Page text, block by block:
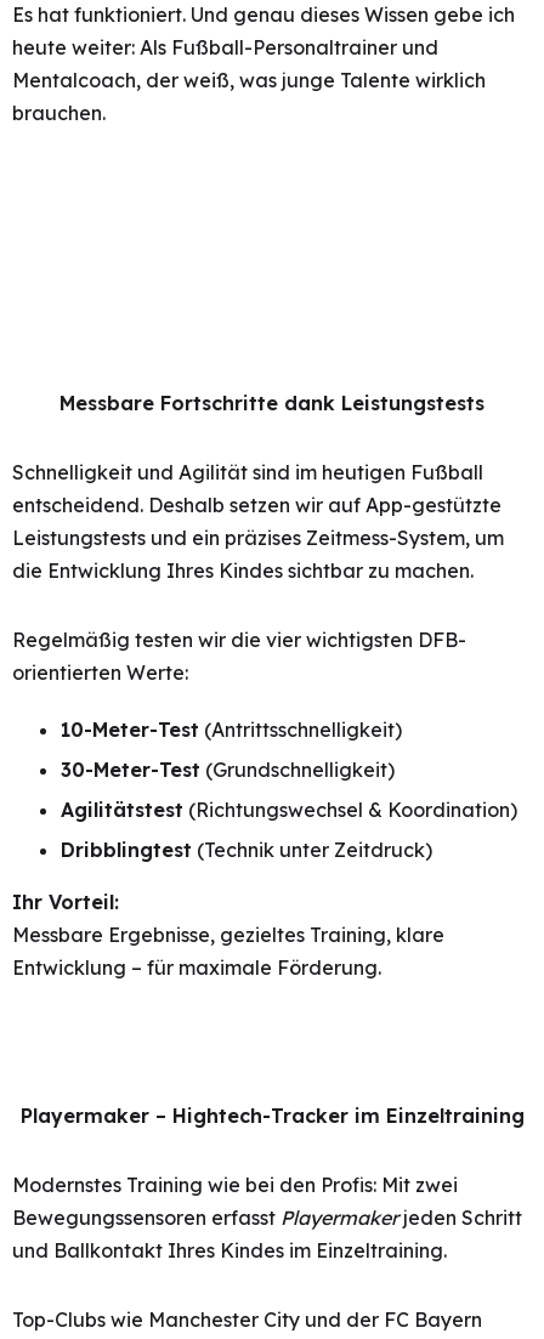
Es hat funktioniert. Und genau dieses Wissen gebe ich
heute weiter: Als Fußball-Personaltrainer und
Mentalcoach, der weiß, was junge Talente wirklich
brauchen.
Messbare Fortschritte dank Leistungstests
Schnelligkeit und Agilität sind im heutigen Fußball
entscheidend. Deshalb setzen wir auf App-gestützte
Leistungstests und ein präzises Zeitmess-System, um
die Entwicklung Ihres Kindes sichtbar zu machen.
Regelmäßig testen wir die vier wichtigsten DFB-
orientierten Werte:
10-Meter-Test (Antrittsschnelligkeit)
30-Meter-Test (Grundschnelligkeit)
Agilitätstest (Richtungswechsel & Koordination)
Dribblingtest (Technik unter Zeitdruck)
Ihr Vorteil:
Messbare Ergebnisse, gezieltes Training, klare
Entwicklung – für maximale Förderung.
Playermaker – Hightech-Tracker im Einzeltraining
Modernstes Training wie bei den Profis: Mit zwei
Bewegungssensoren erfasst Playermakerjeden Schritt
und Ballkontakt Ihres Kindes im Einzeltraining.
Top-Clubs wie Manchester City und der FC Bayern